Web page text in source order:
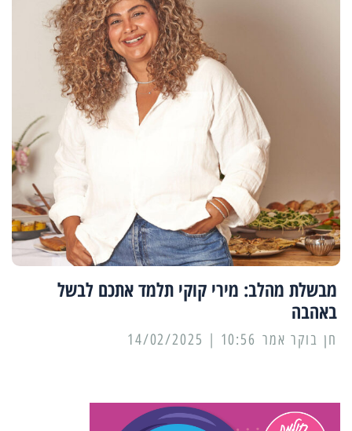
מבשלת מהלב: מירי קוקי תלמד אתכם לבשל
באהבה
10:56 | 14/02/2025